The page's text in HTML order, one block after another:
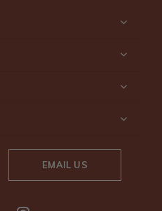
EMAIL US